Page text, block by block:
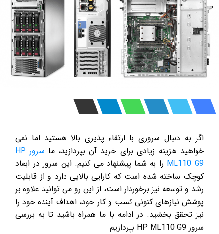
اگر به دنبال سروری با ارتقاء پذیری بالا هستید اما نمی
خواهید هزینه زیادی برای خرید آن بپردازید، ما
سرور HP
ML110 G9 را به شما پیشنهاد می کنیم. این سرور در ابعاد
کوچک ساخته شده است که کارایی بالایی دارد و از قابلیت
رشد و توسعه نیز برخوردار است، از این رو می توانید علاوه بر
پوشش نیازهای کنونی کسب و کار خود، اهداف آینده خود را
نیز تحقق بخشید. در ادامه با ما همراه باشید تا به بررسی
سرور HP ML110 G9 بپردازیم